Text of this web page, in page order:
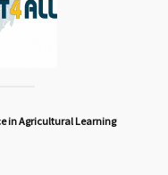
in Agricultural Learning